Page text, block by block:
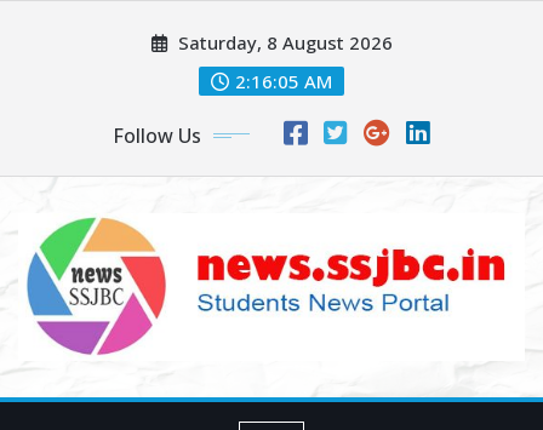
Saturday, 8 August 2026
2:16:06 AM
Follow Us